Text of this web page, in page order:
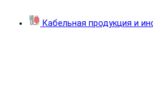
Кабельная продукция и